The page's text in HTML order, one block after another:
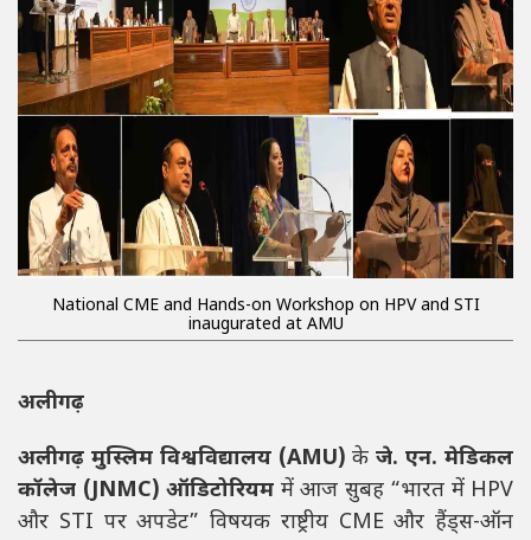
National CME and Hands-on Workshop on HPV and STI
inaugurated at AMU
अलीगढ़
अलीगढ़ मुस्लिम विश्वविद्यालय (AMU) केजे. एन. मेडिकल
कॉलेज (JNMC) ऑडिटोरियम में आज सुबह “भारत में HPV
और STI पर अपडेट” विषयक राष्ट्रीय CME और हैंड्स-ऑन